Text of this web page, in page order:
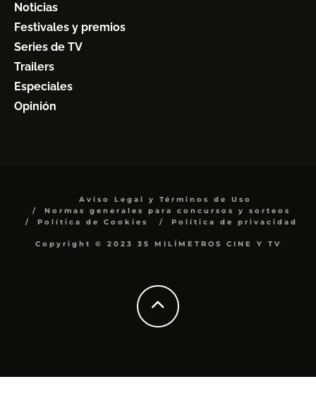
Noticias
Festivales y premios
Series de TV
Trailers
Especiales
Opinión
Aviso Legal y Términos de Uso
Normas generales para concursos y sorteos
Política de Cookies
Política de privacidad
Copyright © 2023 35 MILÍMETROS CINE Y TV